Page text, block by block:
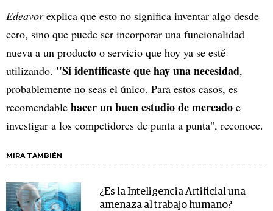
Edeavorexplica que esto no significa inventar algo desde
cero, sino que puede ser incorporar una funcionalidad
nueva a un producto o servicio que hoy ya se esté
utilizando. "Siidentificaste que hay una necesidad,
probablemente no seas el único. Para estos casos, es
recomendable hacer un buen estudio de mercado e
investigar a los competidores de punta a punta", reconoce.
MIRA TAMBIÉN
¿Es la Inteligencia Artificial una
amenaza al trabajo humano?